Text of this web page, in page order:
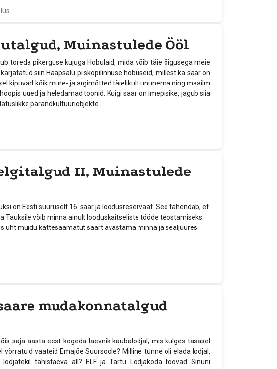
Muinastulede Ööl
toreda pikerguse kujuga Hobulaid, mida võib täie õigusega meie
siin Haapsalu piiskopilinnuse hobuseid, millest ka saar on
kipuvad kõik mure- ja argimõtted täielikult ununema ning maailm
uued ja heledamad toonid. Kuigi saar on imepisike, jagub siia
pärandkultuuriobjekte.
II, Muinastulede
on Eesti suuruselt 16. saar ja loodusreservaat. See tähendab, et
Tauksile võib minna ainult looduskaitseliste tööde teostamiseks.
üht muidu kättesaamatut saart avastama minna ja sealjuures
mudakonnatalgud
saja aasta eest kogeda laevnik kaubalodjal, mis kulges tasasel
võrratuid vaateid Emajõe Suursoole? Milline tunne oli elada lodjal,
tähistaeva all? ELF ja Tartu Lodjakoda toovad Sinuni